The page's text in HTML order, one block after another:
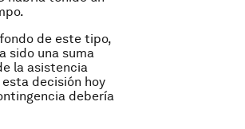
de este tipo,
sido una suma
la asistencia
decisión hoy
debería